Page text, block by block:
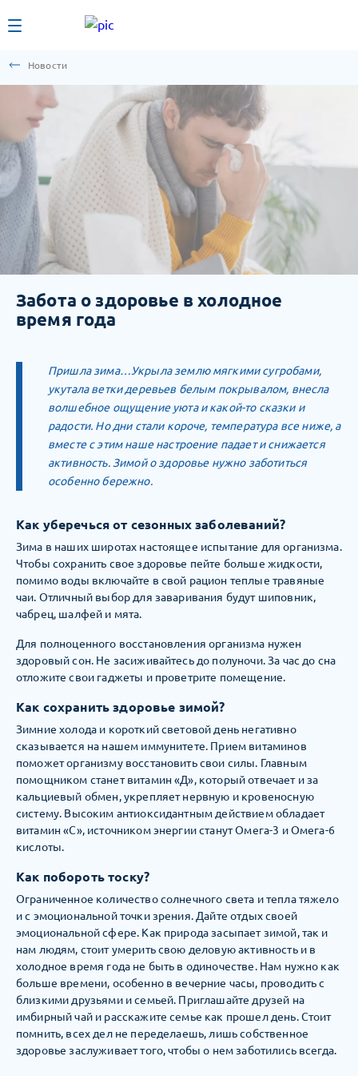
Новости
Забота о здоровье в холодное
время года
Пришла зима…Укрыла землю мягкими сугробами,
укутала ветки деревьев белым покрывалом, внесла
волшебное ощущение уюта и какой-то сказки и
радости. Но дни стали короче, температура все ниже, а
вместе с этим наше настроение падает и снижается
активность. Зимой о здоровье нужно заботиться
особенно бережно.
Как уберечься от сезонных заболеваний?
Зима в наших широтах настоящее испытание для организма.
Чтобы сохранить свое здоровье пейте больше жидкости,
помимо воды включайте в свой рацион теплые травяные
чаи. Отличный выбор для заваривания будут шиповник,
чабрец, шалфей и мята.
Для полноценного восстановления организма нужен
здоровый сон. Не засиживайтесь до полуночи. За час до сна
отложите свои гаджеты и проветрите помещение.
Как сохранить здоровье зимой?
Зимние холода и короткий световой день негативно
сказывается на нашем иммунитете. Прием витаминов
поможет организму восстановить свои силы. Главным
помощником станет витамин «Д», который отвечает и за
кальциевый обмен, укрепляет нервную и кровеносную
систему. Высоким антиоксидантным действием обладает
витамин «С», источником энергии станут Омега-3 и Омега-6
кислоты.
Как побороть тоску?
Ограниченное количество солнечного света и тепла тяжело
и с эмоциональной точки зрения. Дайте отдых своей
эмоциональной сфере. Как природа засыпает зимой, так и
нам людям, стоит умерить свою деловую активность и в
холодное время года не быть в одиночестве. Нам нужно как
больше времени, особенно в вечерние часы, проводить с
близкими друзьями и семьей. Приглашайте друзей на
имбирный чай и расскажите семье как прошел день. Стоит
помнить, всех дел не переделаешь, лишь собственное
здоровье заслуживает того, чтобы о нем заботились всегда.